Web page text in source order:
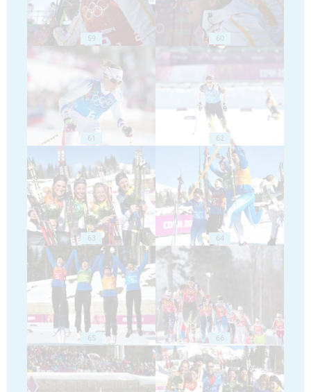
59 60
61 62
63 64
65 66